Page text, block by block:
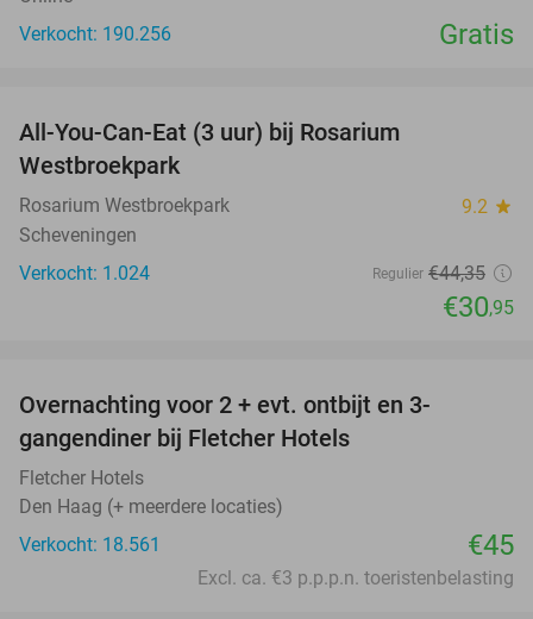
Verkocht: 190.256
Gratis
All-You-Can-Eat (3 uur) bij Rosarium
Westbroekpark
Rosarium Westbroekpark 9.2 star
Scheveningen
Verkocht: 1.024
Regulier €44,35
€30,95
Overnachting voor 2 + evt. ontbijt en 3-
gangendiner bij Fletcher Hotels
Fletcher Hotels
Den Haag (+ meerdere locaties)
Verkocht: 18.561
€45
Excl. ca. €3 p.p.p.n. toeristenbelasting